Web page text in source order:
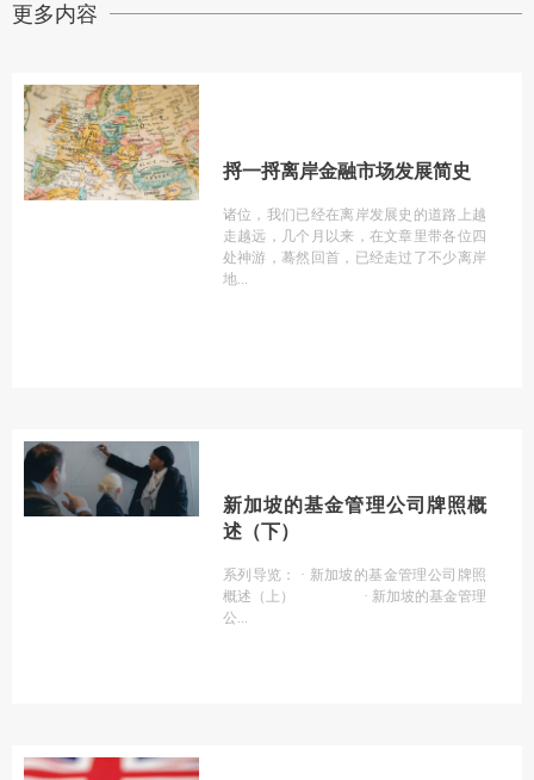
更多内容
捋一捋离岸金融市场发展简史
诸位，我们已经在离岸发展史的道路上越
走越远，几个月以来，在文章里带各位四
处神游，蓦然回首，已经走过了不少离岸
地
新加坡的基金管理公司牌照概
述（下）
系列导览： · 新加坡的基金管理公司牌照
概述（上） · 新加坡的基金管理
公